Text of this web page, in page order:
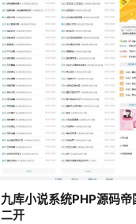
九库小说系统PHP源码
二开